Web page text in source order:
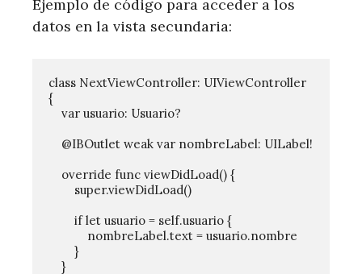
Ejemplo de código para acceder a los
datos en la vista secundaria:
class NextViewController: UIViewController
{